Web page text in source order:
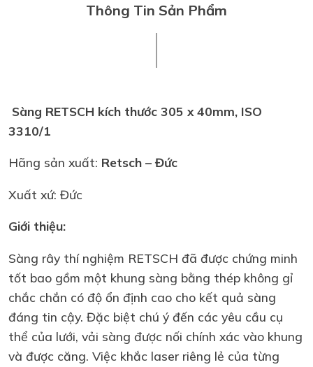
Thông Tin Sản Phẩm
Sàng RETSCH kích thước 305 x 40mm, ISO
3310/1
Hãng sản xuất: Retsch – Đức
Xuất xứ: Đức
Giới thiệu:
Sàng rây thí nghiệm RETSCH đã được chứng minh
tốt bao gồm một khung sàng bằng thép không gỉ
chắc chắn có độ ổn định cao cho kết quả sàng
đáng tin cậy. Đặc biệt chú ý đến các yêu cầu cụ
thể của lưới, vải sàng được nối chính xác vào khung
và được căng. Việc khắc laser riêng lẻ của từng